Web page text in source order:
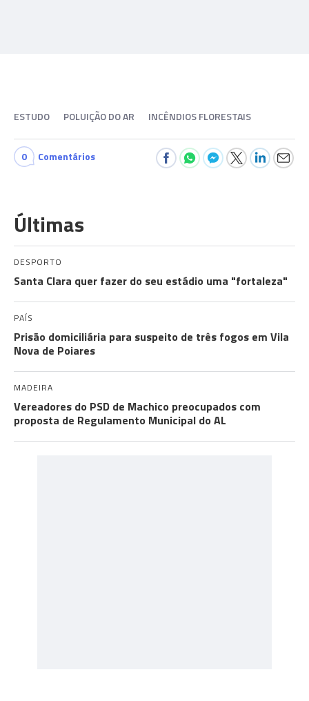
ESTUDO POLUIÇÃO DO AR INCÊNDIOS FLORESTAIS
0 Comentários
Últimas
DESPORTO
Santa Clara quer fazer do seu estádio uma "fortaleza"
PAÍS
Prisão domiciliária para suspeito de três fogos em Vila
Nova de Poiares
MADEIRA
Vereadores do PSD de Machico preocupados com
proposta de Regulamento Municipal do AL